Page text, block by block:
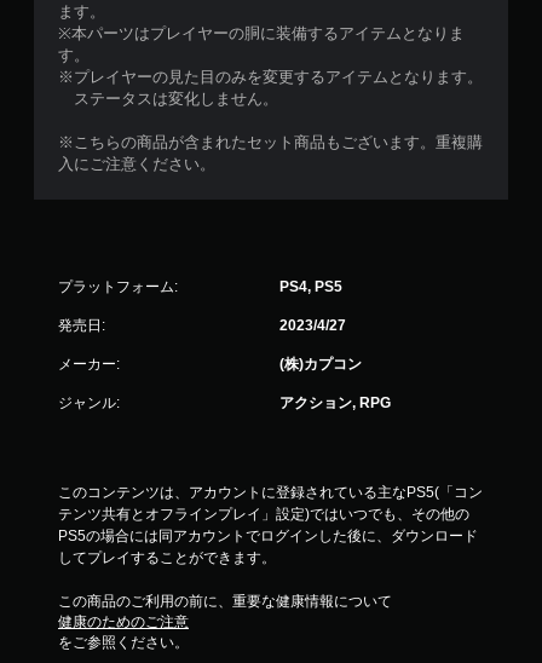
ます。
※本パーツはプレイヤーの胴に装備するアイテムとなりま
す。
※プレイヤーの見た目のみを変更するアイテムとなります。
ステータスは変化しません。
※こちらの商品が含まれたセット商品もございます。重複購
入にご注意ください。
プラットフォーム: PS4, PS5
発売日: 2023/4/27
メーカー: (株)カプコン
ジャンル: アクション, RPG
このコンテンツは、アカウントに登録されている主なPS5(「コン
テンツ共有とオフラインプレイ」設定)ではいつでも、その他の
PS5の場合には同アカウントでログインした後に、ダウンロード
してプレイすることができます。
この商品のご利用の前に、重要な健康情報について
健康のためのご注意
をご参照ください。